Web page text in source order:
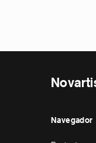
Navegador